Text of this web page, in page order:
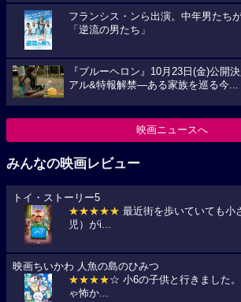
フランシス・ンら出演。中年男たち
「逆流の男たち」
『ブルーヘロン』10月23日(金)公開
アル&特報解禁―ある家族を巡る今...
映画ニュースへ
みんなの映画レビュー
トイ・ストーリー5
★★★★★ 最近街を歩いていても小
児）がi...
映画ちいかわ 人魚の島のひみつ
★★★★☆ 小6の子供と行きました
ゃ怖か...